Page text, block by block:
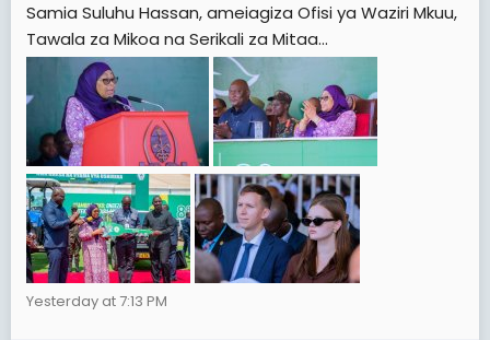
Samia Suluhu Hassan, ameiagiza Ofisi ya Waziri Mkuu,
Tawala za Mikoa na Serikali za Mitaa...
Yesterday at 7:13 PM